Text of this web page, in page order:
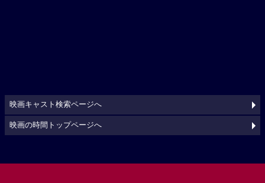
映画キャスト検索ページへ
映画の時間トップページへ